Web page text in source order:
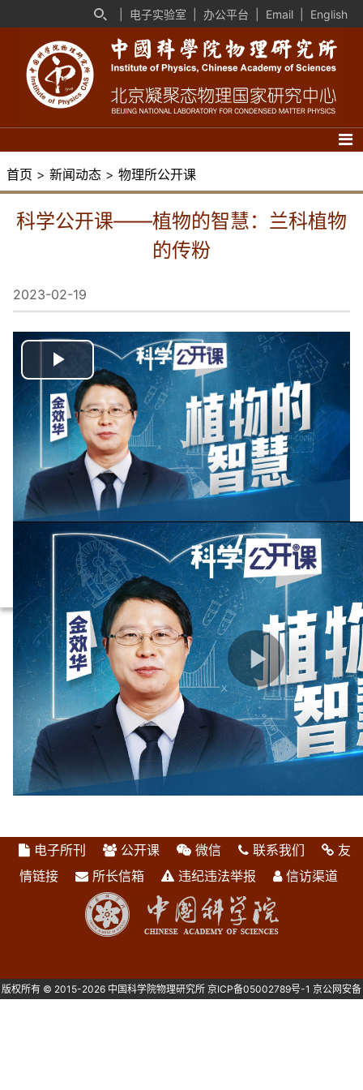
电子实验室 办公平台 Email English
首页 > 新闻动态 > 物理所公开课
科学公开课——植物的智慧：兰科植物
的传粉
2023-02-19
播
放
视
频
电子所刊 公开课 微信 联系我们
友
情链接
所长信箱 违纪违法举报 信访渠道
版权所有 © 2015-2026 中国科学院物理研究所 京ICP备05002789号-1 京公网安备